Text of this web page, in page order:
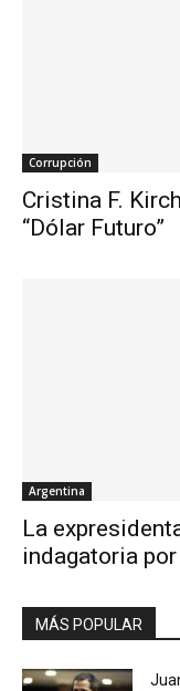
Corrupción
Cristina F.
“Dólar Futuro”
Argentina
La
indagatoria
MÁS POPULAR